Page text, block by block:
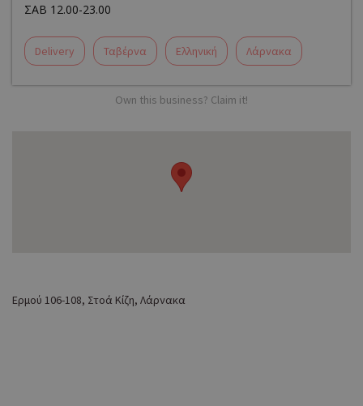
ΣΑΒ 12.00-23.00
Delivery Ταβέρνα Ελληνική Λάρνακα
Own this business? Claim it!
Ερμού 106-108, Στοά Κίζη, Λάρνακα